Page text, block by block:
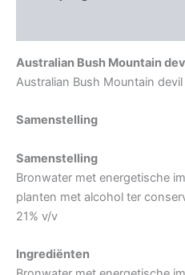
Australian Bush Mountain
Australian Bush Mountain devil
Samenstelling
Samenstelling
Bronwater met energetische
planten met alcohol ter
21% v/v
Ingrediënten